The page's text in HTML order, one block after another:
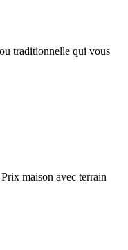
traditionnelle qui vous
maison avec terrain